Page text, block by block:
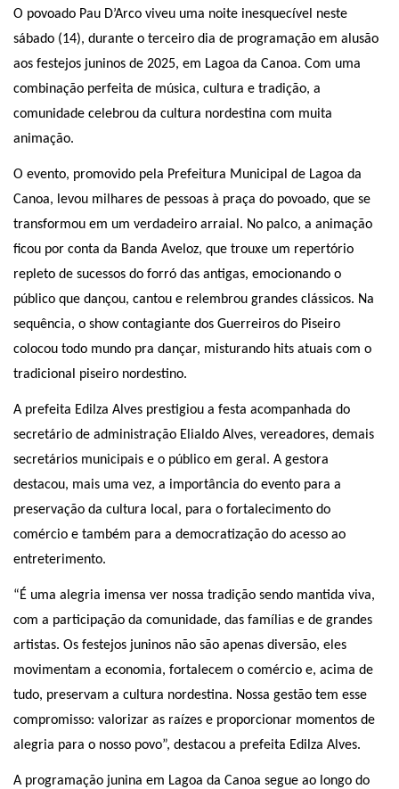
O povoado Pau D’Arco viveu uma noite inesquecível neste
sábado (14), durante o terceiro dia de programação em alusão
aos festejos juninos de 2025, em Lagoa da Canoa. Com uma
combinação perfeita de música, cultura e tradição, a
comunidade celebrou da cultura nordestina com muita
animação.
O evento, promovido pela Prefeitura Municipal de Lagoa da
Canoa, levou milhares de pessoas à praça do povoado, que se
transformou em um verdadeiro arraial. No palco, a animação
ficou por conta da Banda Aveloz, que trouxe um repertório
repleto de sucessos do forró das antigas, emocionando o
público que dançou, cantou e relembrou grandes clássicos. Na
sequência, o show contagiante dos Guerreiros do Piseiro
colocou todo mundo pra dançar, misturando hits atuais com o
tradicional piseiro nordestino.
A prefeita Edilza Alves prestigiou a festa acompanhada do
secretário de administração Elialdo Alves, vereadores, demais
secretários municipais e o público em geral. A gestora
destacou, mais uma vez, a importância do evento para a
preservação da cultura local, para o fortalecimento do
comércio e também para a democratização do acesso ao
entreterimento.
“É uma alegria imensa ver nossa tradição sendo mantida viva,
com a participação da comunidade, das famílias e de grandes
artistas. Os festejos juninos não são apenas diversão, eles
movimentam a economia, fortalecem o comércio e, acima de
tudo, preservam a cultura nordestina. Nossa gestão tem esse
compromisso: valorizar as raízes e proporcionar momentos de
alegria para o nosso povo”, destacou a prefeita Edilza Alves.
A programação junina em Lagoa da Canoa segue ao longo do